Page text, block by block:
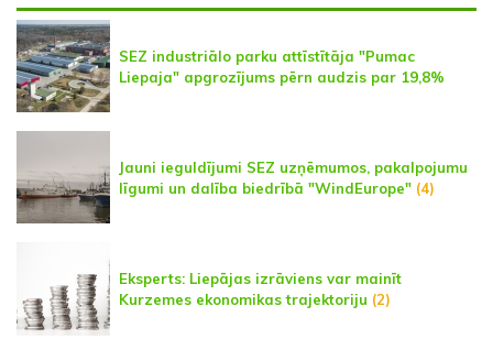
SEZ industriālo parku attīstītāja "Pumac
Liepaja" apgrozījums pērn audzis par 19,8%
Jauni ieguldījumi SEZ uzņēmumos, pakalpojumu
līgumi un dalība biedrībā "WindEurope" (4)
Eksperts: Liepājas izrāviens var mainīt
Kurzemes ekonomikas trajektoriju (2)